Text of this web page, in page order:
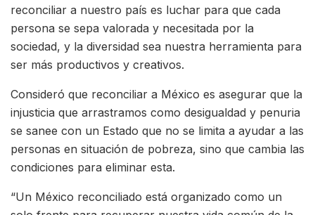
reconciliar a nuestro país es luchar para que cada
persona se sepa valorada y necesitada por la
sociedad, y la diversidad sea nuestra herramienta para
ser más productivos y creativos.
Consideró que reconciliar a México es asegurar que la
injusticia que arrastramos como desigualdad y penuria
se sanee con un Estado que no se limita a ayudar a las
personas en situación de pobreza, sino que cambia las
condiciones para eliminar esta.
“Un México reconciliado está organizado como un